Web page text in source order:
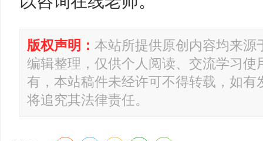
版权声明： 本站所提供原创内容均来源
编辑整理，仅供个人阅读、交流学习使
有，本站稿件未经许可不得转载，如有
将追究其法律责任。